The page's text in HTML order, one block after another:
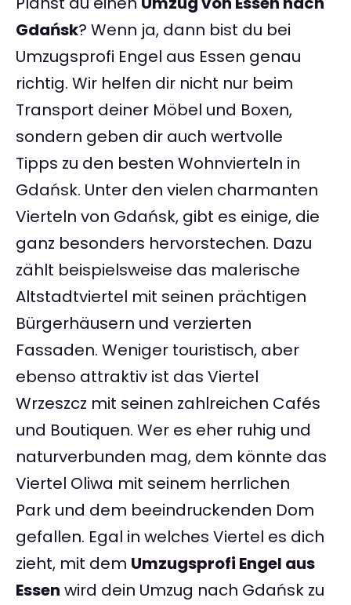
Gdańsk? Wenn ja, dann bist du bei
Umzugsprofi Engel aus Essen genau
richtig. Wir helfen dir nicht nur beim
Transport deiner Möbel und Boxen,
sondern geben dir auch wertvolle
Tipps zu den besten Wohnvierteln in
Gdańsk. Unter den vielen charmanten
Vierteln von Gdańsk, gibt es einige, die
ganz besonders hervorstechen. Dazu
zählt beispielsweise das malerische
Altstadtviertel mit seinen prächtigen
Bürgerhäusern und verzierten
Fassaden. Weniger touristisch, aber
ebenso attraktiv ist das Viertel
Wrzeszcz mit seinen zahlreichen Cafés
und Boutiquen. Wer es eher ruhig und
naturverbunden mag, dem könnte das
Viertel Oliwa mit seinem herrlichen
Park und dem beeindruckenden Dom
gefallen. Egal in welches Viertel es dich
zieht, mit dem Umzugsprofi Engel aus
Essen wird dein Umzug nach Gdańsk zu